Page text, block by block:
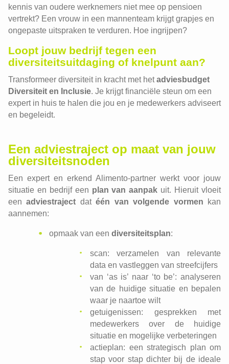
kennis van oudere werknemers niet mee op pensioen
vertrekt? Een vrouw in een mannenteam krijgt grapjes en
ongepaste uitspraken te verduren. Hoe ingrijpen?
Loopt jouw bedrijf tegen een
diversiteitsuitdaging of knelpunt aan?
Transformeer diversiteit in kracht met hetadviesbudget
Diversiteit en Inclusie. Je krijgt financiële steun om een
expert in huis te halen die jou en je medewerkers adviseert
en begeleidt.
Een adviestraject op maat van jouw
diversiteitsnoden
Een expert en erkend Alimento-partner werkt voor jouw
situatie en bedrijf een plan van aanpak uit. Hieruit vloeit
eenadviestraject datéén van volgende vormen kan
aannemen:
opmaak van een diversiteitsplan:
scan: verzamelen van relevante
data en vastleggen van streefcijfers
van ‘as is’ naar ‘to be’: analyseren
van de huidige situatie en bepalen
waar je naartoe wilt
getuigenissen: gesprekken met
medewerkers over de huidige
situatie en mogelijke verbeteringen
actieplan: een strategisch plan om
stap voor stap dichter bij de ideale